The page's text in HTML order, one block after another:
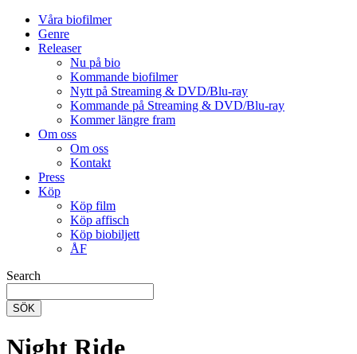
Våra biofilmer
Genre
Releaser
Nu på bio
Kommande biofilmer
Nytt på Streaming & DVD/Blu-ray
Kommande på Streaming & DVD/Blu-ray
Kommer längre fram
Om oss
Om oss
Kontakt
Press
Köp
Köp film
Köp affisch
Köp biobiljett
ÅF
Search
SÖK
Night Ride